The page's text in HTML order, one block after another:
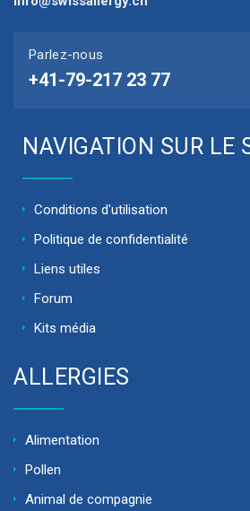
Parlez-nous
+41-79-217 23 77
NAVIGATION SUR LE
Conditions d'utilisation
Politique de confidentialité
Liens utiles
Forum
Kits média
ALLERGIES
Alimentation
Pollen
Animal de compagnie